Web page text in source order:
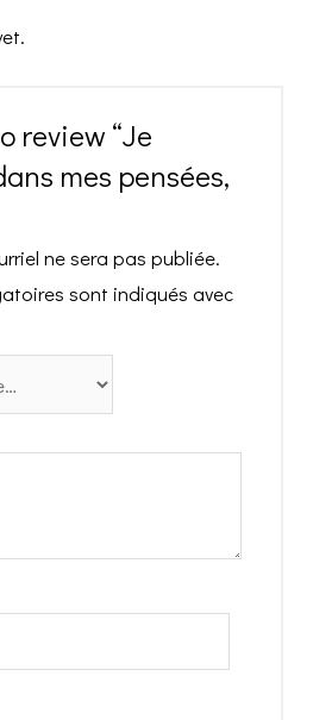
review “Je
mes pensées,
ne sera pas publiée.
sont indiqués avec